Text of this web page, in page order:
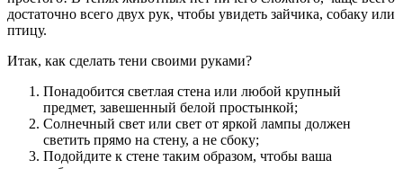
достаточно всего двух рук, чтобы увидеть зайчика, собаку или
птицу.
Итак, как сделать тени своими руками?
Понадобится светлая стена или любой крупный
предмет, завешенный белой простынкой;
Солнечный свет или свет от яркой лампы должен
светить прямо на стену, а не сбоку;
Подойдите к стене таким образом, чтобы ваша